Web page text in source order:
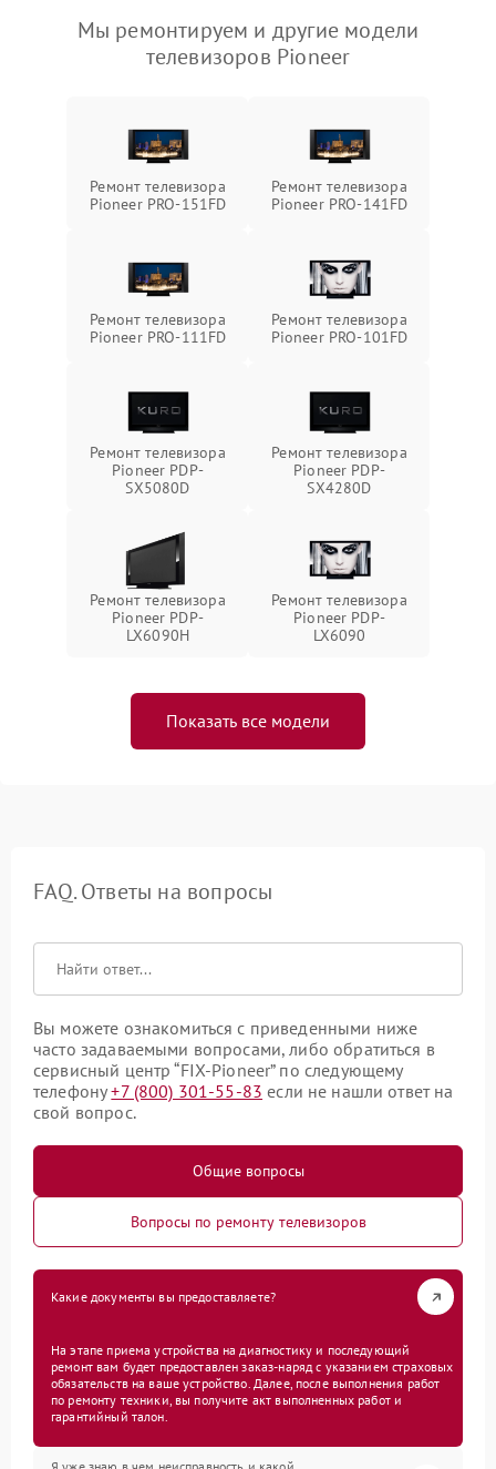
Мы ремонтируем и другие модели
телевизоров Pioneer
Ремонт телевизора
Pioneer PRO-151FD
Ремонт телевизора
Pioneer PRO-141FD
Ремонт телевизора
Pioneer PRO-111FD
Ремонт телевизора
Pioneer PRO-101FD
Ремонт телевизора
Pioneer PDP-
SX5080D
Ремонт телевизора
Pioneer PDP-
SX4280D
Ремонт телевизора
Pioneer PDP-
LX6090H
Ремонт телевизора
Pioneer PDP-
LX6090
Показать все модели
FAQ. Ответы на вопросы
Вы можете ознакомиться с приведенными ниже
часто задаваемыми вопросами, либо обратиться в
сервисный центр “FIX-Pioneer” по следующему
телефону+7 (800) 301-55-83 если не нашли ответ на
свой вопрос.
Общие вопросы
Вопросы по ремонту телевизоров
Какие документы вы предоставляете?
На этапе приема устройства на диагностику и последующий
ремонт вам будет предоставлен заказ-наряд с указанием страховых
обязательств на ваше устройство. Далее, после выполнения работ
по ремонту техники, вы получите акт выполненных работ и
гарантийный талон.